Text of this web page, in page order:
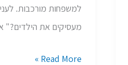
למשפחות מורכבות.
מעסיקים את הילדים?"
קטיפה
Read More »